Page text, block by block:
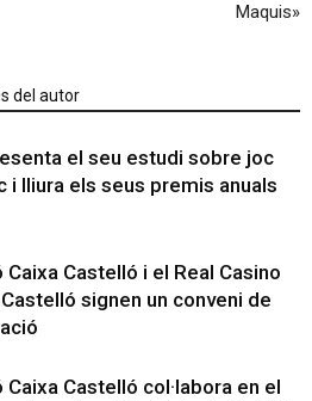
Maquis»
del autor
el seu estudi sobre joc
i lliura els seus premis anuals
Caixa Castelló i el Real Casino
signen un conveni de
Caixa Castelló col·labora en el